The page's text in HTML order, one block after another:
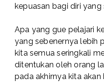
kepuasan bagi diri
Apa yang gue pelajari
yang sebenernya lebih
kita semua seringkali
ditentukan oleh orang
pada akhirnya kita akan